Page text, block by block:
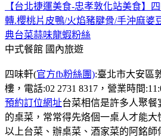
【台北捷運美食-忠孝敦化站美食】
轉.櫻桃片皮鴨/火焰豬腱骨/手沖麻婆
典台菜蒜味龍蝦粉絲
中式餐館 國內旅遊
四味軒(官方fb粉絲團):臺北市大安區
樓，電話:02 2731 8317，營業時間
預約訂位網址台菜相信是許多人聚
的桌菜，常常得先烙個一桌人才能
以上台菜、辦桌菜、酒家菜的阿銘師